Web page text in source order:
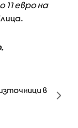
евро на
в